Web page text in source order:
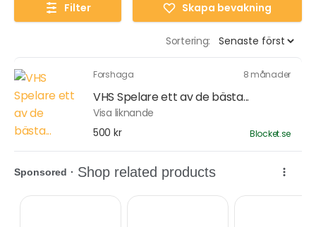
Filter Skapa bevakning
Sortering:
Forshaga 8 månader
VHS Spelare ett av de bästa...
Visa liknande
500 kr
Blocket.se